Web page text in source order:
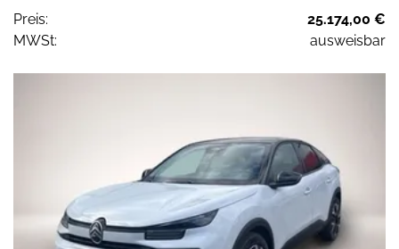
Preis:
25.174,00 €
MWSt:
ausweisbar